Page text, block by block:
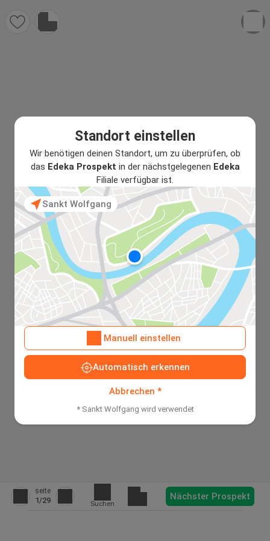
Standort einstellen
Wir benötigen deinen Standort, um zu überprüfen, ob
das Edeka Prospekt in der nächstgelegenen Edeka
Filiale verfügbar ist.
Sankt Wolfgang
Manuell einstellen
Automatisch erkennen
Abbrechen *
* Sankt Wolfgang wird verwendet
seite
1/29 Suchen
Nächster Prospekt